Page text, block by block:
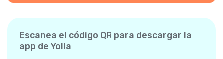
Escanea el código QR para descargar la
app de Yolla